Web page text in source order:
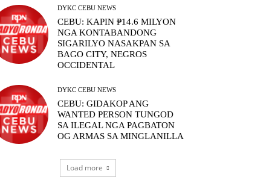
DYKC CEBU NEWS
CEBU: KAPIN ₱14.6 MILYON
NGA KONTABANDONG
SIGARILYO NASAKPAN SA
BAGO CITY, NEGROS
OCCIDENTAL
DYKC CEBU NEWS
CEBU: GIDAKOP ANG
WANTED PERSON TUNGOD
SA ILEGAL NGA PAGBATON
OG ARMAS SA MINGLANILLA
Load more